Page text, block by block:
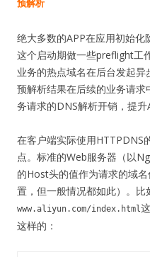
预解析
绝大多数的APP在应用初始
这个启动期做一些preflight工
业务的热点域名在后台发起
预解析结果在后续的业务请
务请求的DNS解析开销，提升
在客户端实际使用HTTPDNS
点。标准的Web服务器（以
的Host头的值作为请求的域
置，但一般情况都如此）。
www.aliyun.com/index.html
这样的：